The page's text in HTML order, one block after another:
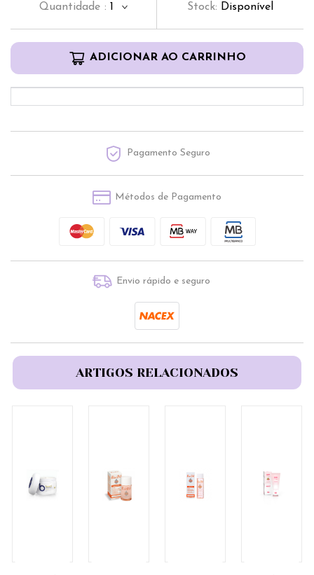
Quantidade : 1 Stock: Disponível
ADICIONAR AO CARRINHO
Pagamento Seguro
Métodos de Pagamento
Envio rápido e seguro
ARTIGOS RELACIONADOS